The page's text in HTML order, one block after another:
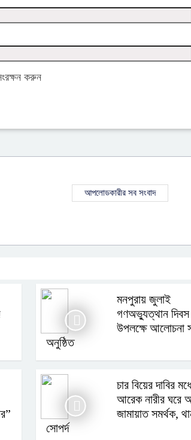
করুন
আপলোডকারীর সব সংবাদ
মনপুরায় জুলাই
গণঅভ্যুত্থান দিবস
উপলক্ষে আলোচনা
অনুষ্ঠিত
চার বিয়ের দাবির
আরেক নারীর ঘরে
জামায়াত সমর্থক,
সোপর্দ